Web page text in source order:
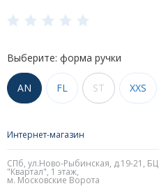
Выберите: форма ручки
AN FL ST XXS
Интернет-магазин
СПб, ул.Ново-Рыбинская, д.19-21, БЦ
"Квартал", 1 этаж,
м. Московские Ворота